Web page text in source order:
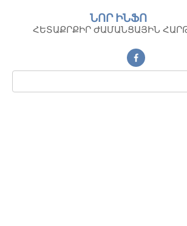
контенту
ՆՈՐ ԻՆՖՈ
ՀԵՏԱՔՐՔԻՐ ԺԱՄԱՆՑԱՅԻՆ
Поиск: